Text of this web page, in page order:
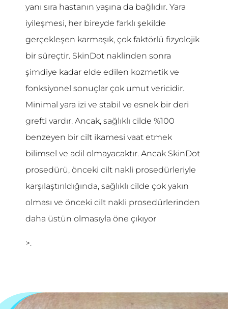
yanı sıra hastanın yaşına da bağlıdır. Yara
iyileşmesi, her bireyde farklı şekilde
gerçekleşen karmaşık, çok faktörlü fizyolojik
bir süreçtir. SkinDot naklinden sonra
şimdiye kadar elde edilen kozmetik ve
fonksiyonel sonuçlar çok umut vericidir.
Minimal yara izi ve stabil ve esnek bir deri
grefti vardır. Ancak, sağlıklı cilde %100
benzeyen bir cilt ikamesi vaat etmek
bilimsel ve adil olmayacaktır. Ancak SkinDot
prosedürü, önceki cilt nakli prosedürleriyle
karşılaştırıldığında, sağlıklı cilde çok yakın
olması ve önceki cilt nakli prosedürlerinden
daha üstün olmasıyla öne çıkıyor
>.